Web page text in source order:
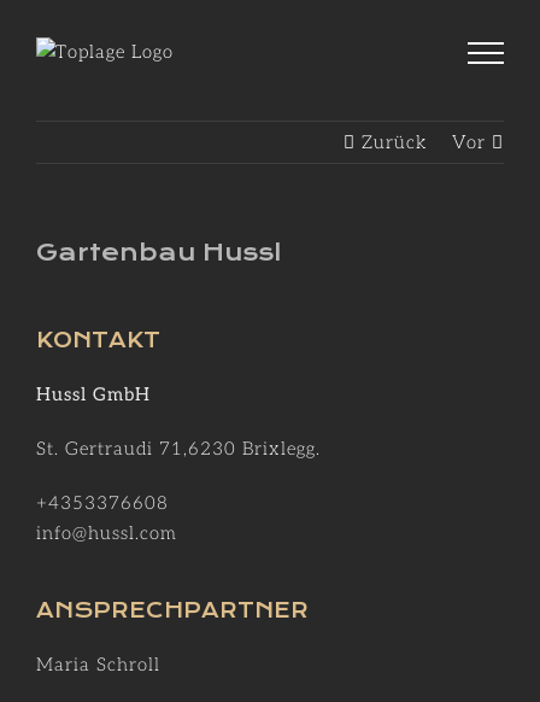
Inhalt
Zurück Vor
Gartenbau Hussl
KONTAKT
Hussl GmbH
St. Gertraudi 71,6230 Brixlegg.
+4353376608
info@hussl.com
ANSPRECHPARTNER
Maria Schroll